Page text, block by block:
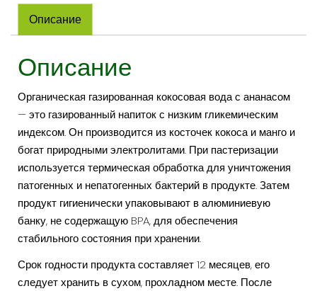
КОКОСОВАЯ
ВОДА
АНАНАСОМ
355
МЛ
12
ЖЛ
Описание
Описание
Органическая газированная кокосовая вода с ананасом
— это газированный напиток с низким гликемическим
индексом. Он производится из косточек кокоса и манго и
богат природными электролитами. При пастеризации
используется термическая обработка для уничтожения
патогенных и непатогенных бактерий в продукте. Затем
продукт гигиенически упаковывают в алюминиевую
банку, не содержащую BPA, для обеспечения
стабильного состояния при хранении.
Срок годности продукта составляет 12 месяцев, его
следует хранить в сухом, прохладном месте. После